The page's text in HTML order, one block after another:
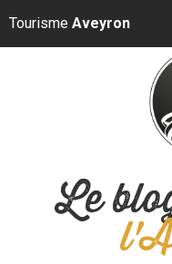
Panneau de gestion
Tourisme Aveyron
Le